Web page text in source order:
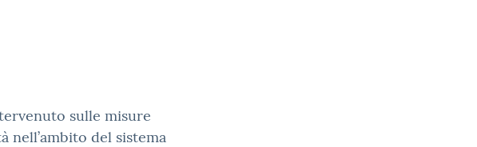
sulle misure
nell’ambito del sistema